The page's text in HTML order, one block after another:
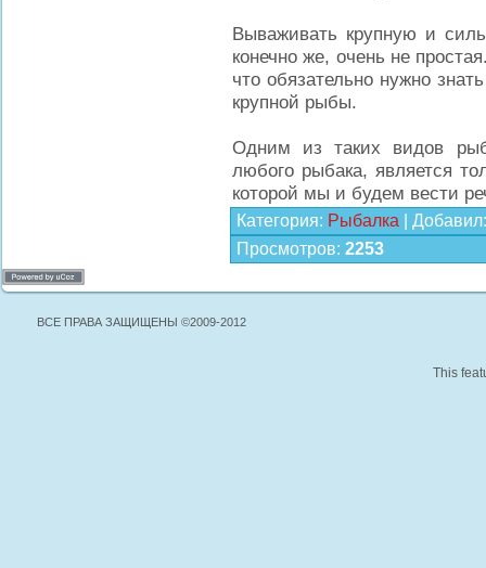
Вываживать крупную и
конечно же, очень не
что обязательно нужно
крупной рыбы.
Одним из таких видов
любого рыбака, является
которой мы и будем вести
Категория: Рыбалка Добавил
Просмотров: 2253
ВСЕ ПРАВА ЗАЩИЩЕНЫ ©2009-2012
This